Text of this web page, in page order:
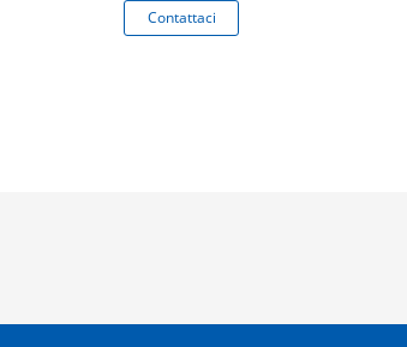
Min: 1 kilogram
Contattaci